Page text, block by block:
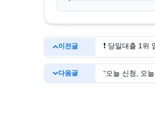
이전글 ❗ 당일대출 1위
다음글 “오늘 신청, 오